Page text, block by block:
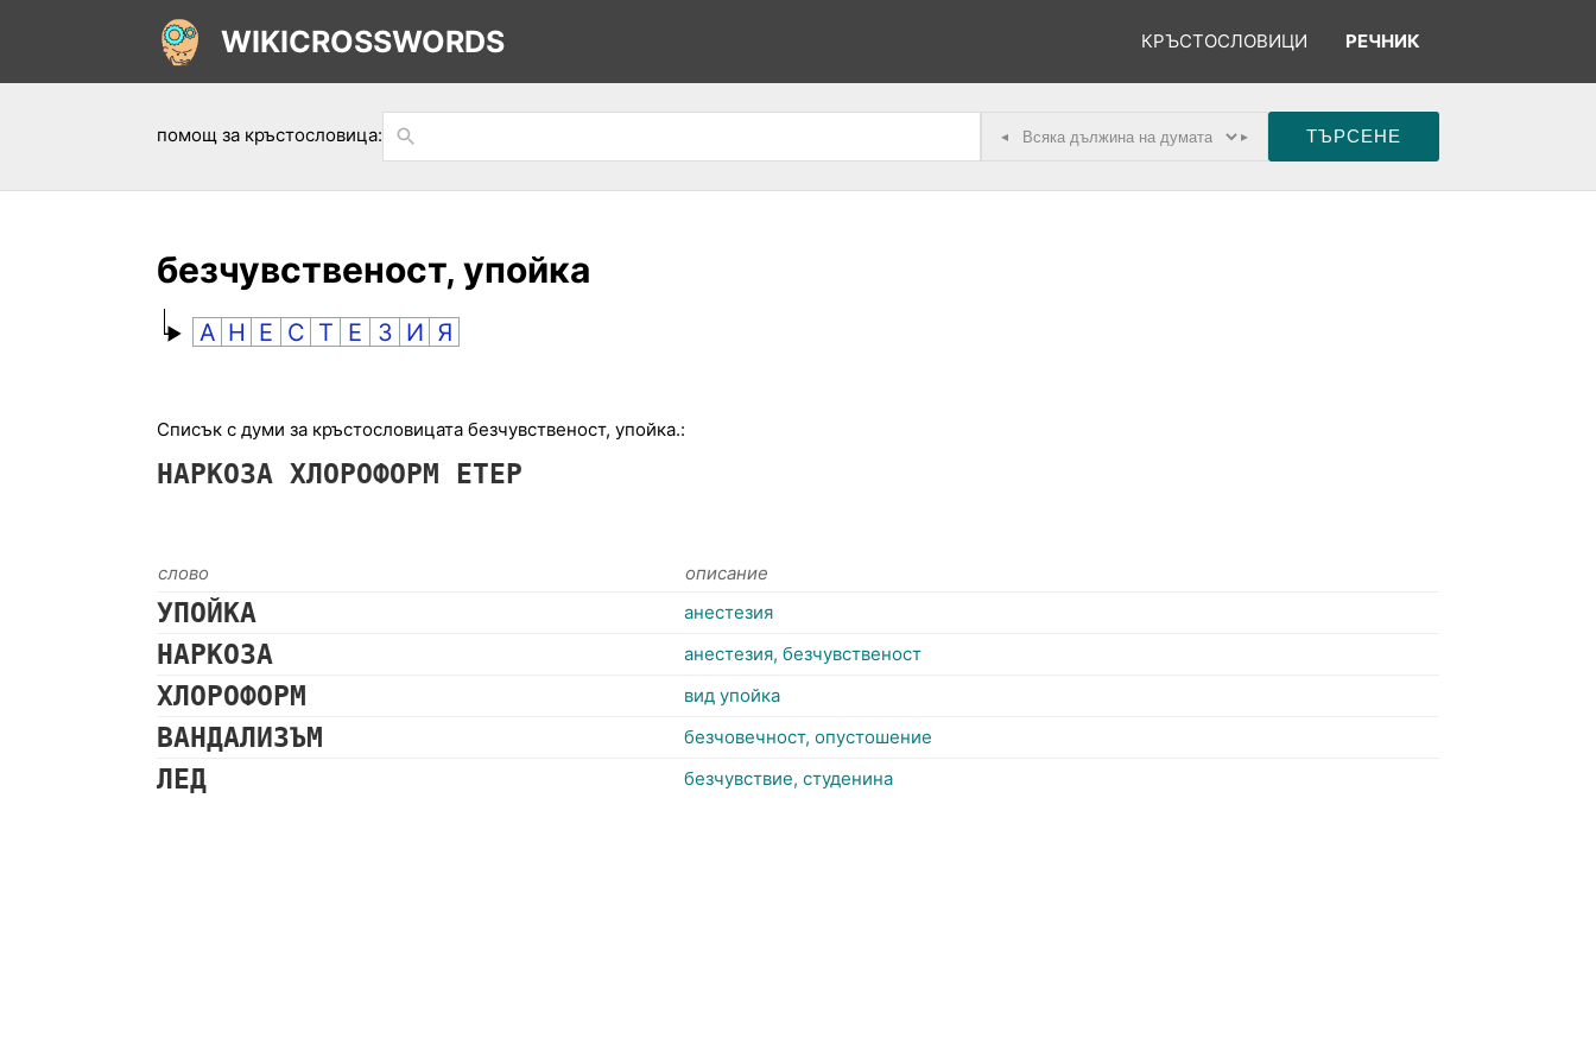
WIKICROSSWORDS КРЪСТОСЛОВИЦИ РЕЧНИК
помощ за кръстословица: ◂ ▸
безчувственост, упойка
А Н Е С Т Е З И Я
Списък с думи за кръстословицата безчувственост, упойка.:
НАРКОЗА ХЛОРОФОРМ ЕТЕР
слово описание
УПОЙКА анестезия
НАРКОЗА анестезия, безчувственост
ХЛОРОФОРМ вид упойка
ВАНДАЛИЗЪМ безчовечност, опустошение
ЛЕД безчувствие, студенина